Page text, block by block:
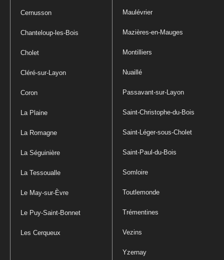
Cernusson
Chanteloup-les-Bois
Cholet
Cléré-sur-Layon
Coron
La Plaine
La Romagne
La Séguinière
La Tessoualle
Le May-sur-Èvre
Le Puy-Saint-Bonnet
Les Cerqueux
Maulévrier
Mazières-en-Mauges
Montilliers
Nuaillé
Passavant-sur-Layon
Saint-Christophe-du-Bois
Saint-Léger-sous-Cholet
Saint-Paul-du-Bois
Somloire
Toutlemonde
Trémentines
Vezins
Yzernay